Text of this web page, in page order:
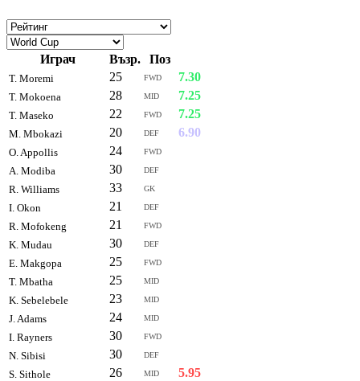
Играч Възр. Поз
T. Moremi 25 FWD 7.30
T. Mokoena 28 MID 7.25
T. Maseko 22 FWD 7.25
M. Mbokazi 20 DEF 6.90
O. Appollis 24 FWD
A. Modiba 30 DEF
R. Williams 33 GK
I. Okon 21 DEF
R. Mofokeng 21 FWD
K. Mudau 30 DEF
E. Makgopa 25 FWD
T. Mbatha 25 MID
K. Sebelebele 23 MID
J. Adams 24 MID
I. Rayners 30 FWD
N. Sibisi 30 DEF
S. Sithole 26 MID 5.95